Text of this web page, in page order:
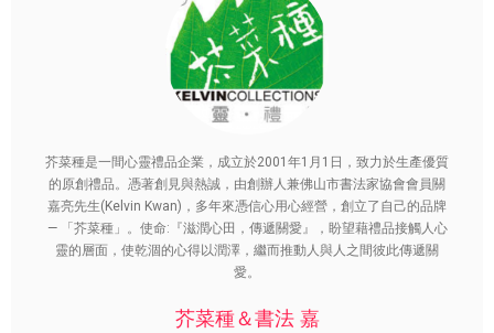
芥菜種是一間心靈禮品企業，成立於2001年1月1日，致力於生產優質
的原創禮品。憑著創見與熱誠，由創辦人兼佛山市書法家協會會員關
嘉亮先生(Kelvin Kwan)，多年來憑信心用心經營，創立了自己的品牌
— 「芥菜種」。使命:『滋潤心田，傳遞關愛』，盼望藉禮品接觸人心
靈的層面，使乾涸的心得以潤澤，繼而推動人與人之間彼此傳遞關
愛。
芥菜種＆書法 嘉